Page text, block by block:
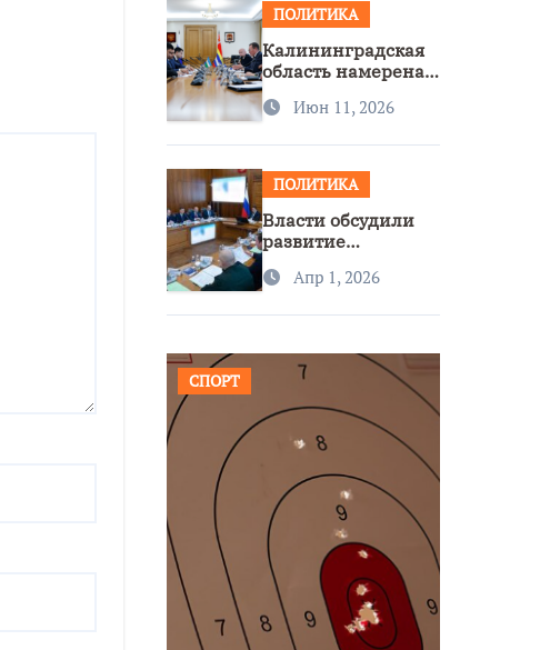
ПОЛИТИКА
Калининградская
область намерена
сотрудничество с
Июн 11, 2026
ПОЛИТИКА
Власти обсудили
развитие
доступность
Апр 1, 2026
СПОРТ